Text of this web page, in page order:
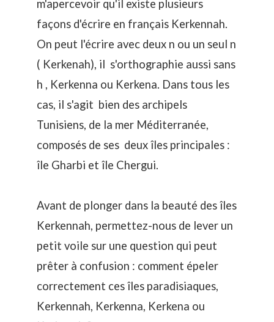
m'apercevoir qu'il existe plusieurs
façons d'écrire en français Kerkennah.
On peut l'écrire avec deux n ou un seul n
( Kerkenah), il s'orthographie aussi sans
h , Kerkenna ou Kerkena. Dans tous les
cas, il s'agit bien des archipels
Tunisiens, de la mer Méditerranée,
composés de ses deux îles principales :
île Gharbi et île Chergui.
Avant de plonger dans la beauté des îles
Kerkennah, permettez-nous de lever un
petit voile sur une question qui peut
prêter à confusion : comment épeler
correctement ces îles paradisiaques,
Kerkennah, Kerkenna, Kerkena ou